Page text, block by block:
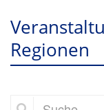
Regionen
Suche